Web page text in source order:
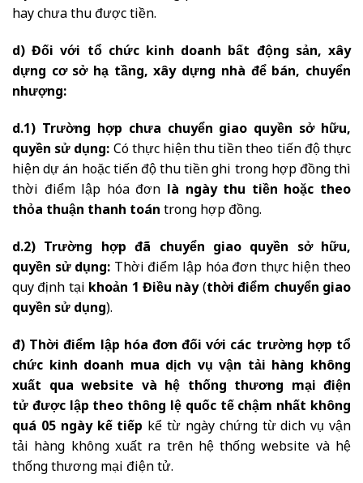
hay chưa thu được tiền.
d) Đối với tổ chức kinh doanh bất động sản, xây
dựng cơ sở hạ tầng, xây dựng nhà để bán, chuyển
nhượng:
d.1) Trường hợp chưa chuyển giao quyền sở hữu,
quyền sử dụng:Có thực hiện thu tiền theo tiến độ thực
hiện dự án hoặc tiến độ thu tiền ghi trong hợp đồng thì
thời điểm lập hóa đơn là ngày thu tiền hoặc theo
thỏa thuận thanh toántrong hợp đồng.
d.2) Trường hợp đã chuyển giao quyền sở hữu,
quyền sử dụng:Thời điểm lập hóa đơn thực hiện theo
quy định tạikhoản 1 Điều này(thời điểm chuyển giao
quyền sử dụng).
đ) Thời điểm lập hóa đơn đối với các trường hợp tổ
chức kinh doanh mua dịch vụ vận tải hàng không
xuất qua website và hệ thống thương mại điện
tử được lập theo thông lệ quốc tếchậm nhất không
quá 05 ngày kế tiếp kể từ ngày chứng từ dich vụ vận
tải hàng không xuất ra trên hệ thống website và hệ
thống thương mại điện tử.